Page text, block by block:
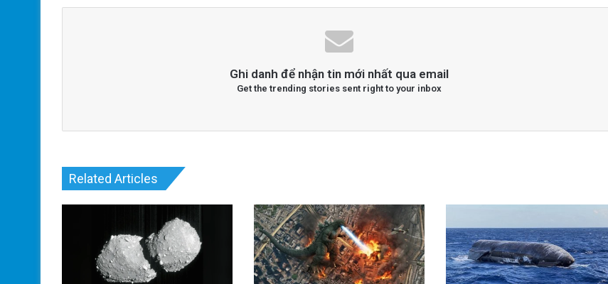
Ghi danh để nhận tin mới nhất qua email
Get the trending stories sent right to your inbox
Related Articles